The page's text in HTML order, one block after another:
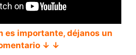
es importante, déjanos un
↓ ↓